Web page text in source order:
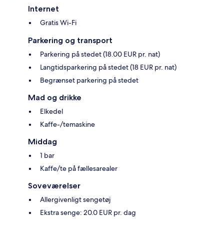
Internet
Gratis Wi-Fi
Parkering og transport
Parkering på stedet (18.00 EUR pr. nat)
Langtidsparkering på stedet (18 EUR pr. nat)
Begrænset parkering på stedet
Mad og drikke
Elkedel
Kaffe-/temaskine
Middag
1 bar
Kaffe/te på fællesarealer
Soveværelser
Allergivenligt sengetøj
Ekstra senge: 20.0 EUR pr. dag